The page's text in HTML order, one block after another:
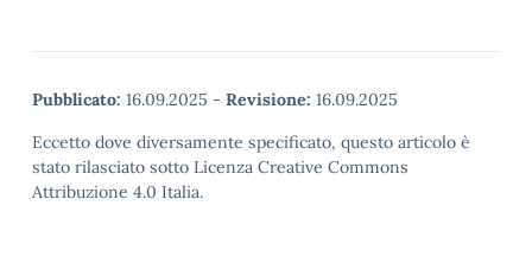
Pubblicato: 16.09.2025 - Revisione: 16.09.2025
Eccetto dove diversamente specificato, questo articolo è
stato rilasciato sotto Licenza Creative Commons
Attribuzione 4.0 Italia.